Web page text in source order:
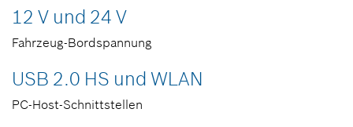
12 V und 24 V
Fahrzeug-Bordspannung
USB 2.0 HS und WLAN
PC-Host-Schnittstellen